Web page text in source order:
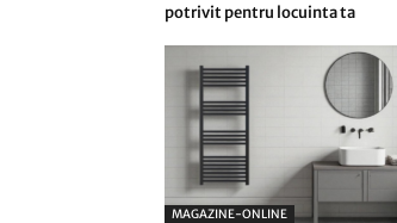
potrivit pentru locuinta ta
MAGAZINE-ONLINE